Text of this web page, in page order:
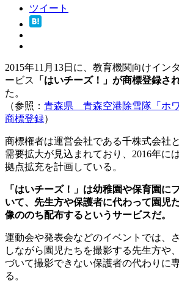
ツイート
2015年11月13日に、教育機関向けイン
ービス
「はいチーズ！」が商標登録さ
た。
（参照： 青森県 青森空港除雪隊「ホ
商標登録）
商標権者は運営会社である千株式会社
需要拡大が見込まれており、2016年に
拠点拡充を計画している。
「はいチーズ！」は幼稚園や保育園に
いて、先生方や保護者に代わって園児
像ののち配布するというサービスだ。
運動会や発表会などのイベントでは、
しながら園児たちを撮影する先生方や
づいて撮影できない保護者の代わりに
る。